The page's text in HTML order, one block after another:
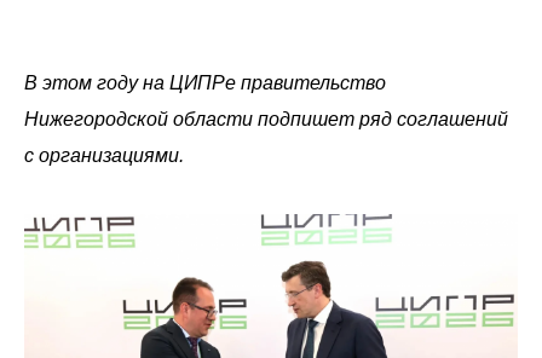
В этом году на ЦИПРе правительство
Нижегородской области подпишет ряд соглашений
с организациями.